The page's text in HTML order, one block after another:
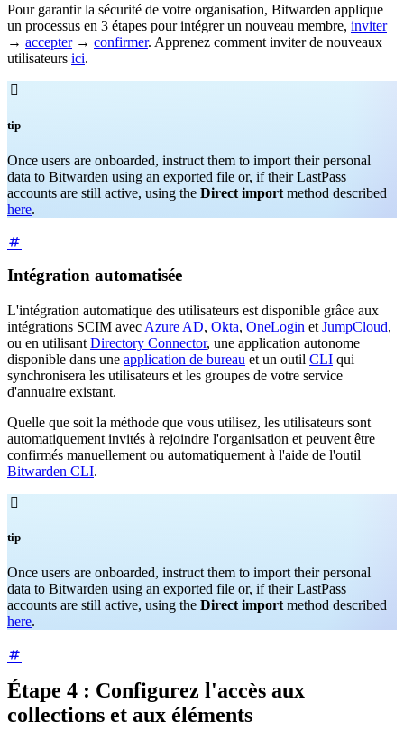
Pour garantir la sécurité de votre organisation, Bitwarden applique
un processus en 3 étapes pour intégrer un nouveau membre, inviter
→ accepter→ confirmer. Apprenez comment inviter de nouveaux
utilisateurs ici.

tip
Once users are onboarded, instruct them to import their personal
data to Bitwarden using an exported file or, if their LastPass
accounts are still active, using the Direct import method described
here.
Intégration automatisée
L'intégration automatique des utilisateurs est disponible grâce aux
intégrations SCIM avec Azure AD, Okta, OneLogin et JumpCloud,
ou en utilisant Directory Connector, une application autonome
disponible dans une application de bureau et un outil CLI qui
synchronisera les utilisateurs et les groupes de votre service
d'annuaire existant.
Quelle que soit la méthode que vous utilisez, les utilisateurs sont
automatiquement invités à rejoindre l'organisation et peuvent être
confirmés manuellement ou automatiquement à l'aide de l'outil
Bitwarden CLI.

tip
Once users are onboarded, instruct them to import their personal
data to Bitwarden using an exported file or, if their LastPass
accounts are still active, using the Direct import method described
here.
Étape 4 : Configurez l'accès aux
collections et aux éléments